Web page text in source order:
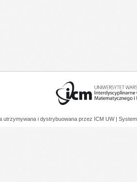
utrzymywana i dystrybuowana przez ICM UW |